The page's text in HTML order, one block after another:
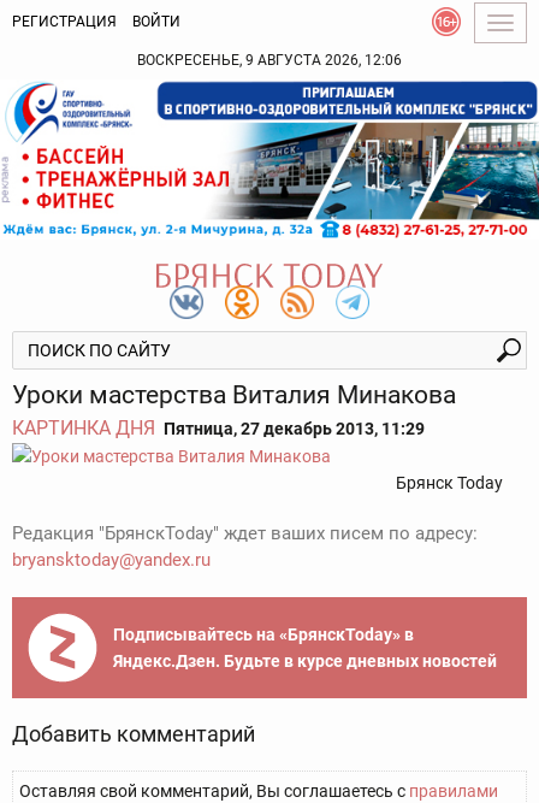
РЕГИСТРАЦИЯ ВОЙТИ
ВОСКРЕСЕНЬЕ, 9 АВГУСТА 2026, 12:06
Уроки мастерства Виталия Минакова
КАРТИНКА ДНЯ Пятница, 27 декабрь 2013, 11:29
Брянск Today
Редакция "БрянскToday" ждет ваших писем по адресу:
bryansktoday@yandex.ru
Подписывайтесь на «БрянскToday» в
Яндекс.Дзен. Будьте в курсе дневных новостей
Добавить комментарий
Оставляя свой комментарий, Вы соглашаетесь с правилами